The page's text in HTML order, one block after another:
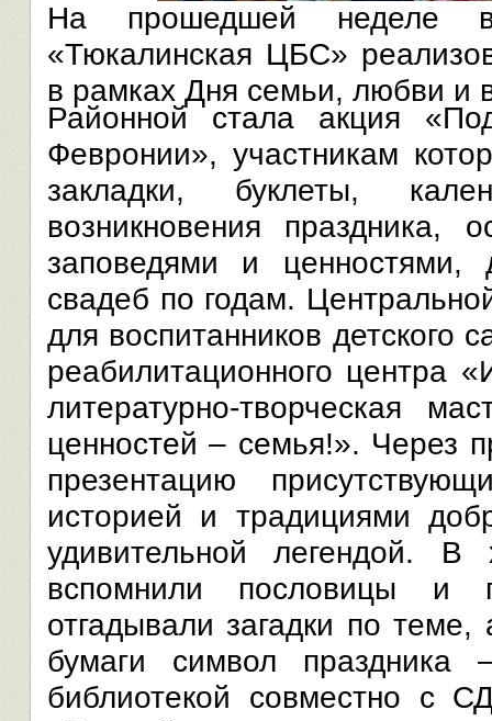
На прошедшей неделе
«Тюкалинская ЦБС»
в рамках Дня семьи, любви и
Районной стала акция
Февронии», участникам
закладки, буклеты,
возникновения праздника,
заповедями и ценностями,
свадеб по годам.
для воспитанников детского
реабилитационного центра
литературно-творческая
ценностей – семья!». Через
презентацию
историей и традициями
удивительной легендой. В
вспомнили пословицы и
отгадывали загадки по теме,
бумаги символ праздника
библиотекой совместно с